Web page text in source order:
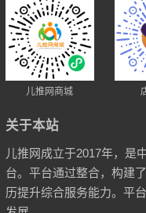
儿推网商城
关于本站
儿推网成立于2017年，是
台。平台通过整合，构建
历提升综合服务能力。平